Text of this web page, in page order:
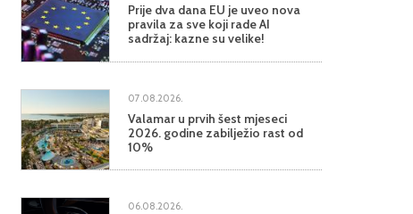
Prije dva dana EU je uveo nova
pravila za sve koji rade AI
sadržaj: kazne su velike!
07.08.2026.
Valamar u prvih šest mjeseci
2026. godine zabilježio rast od
10%
06.08.2026.